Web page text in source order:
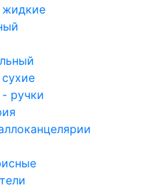
жидкие
ручки